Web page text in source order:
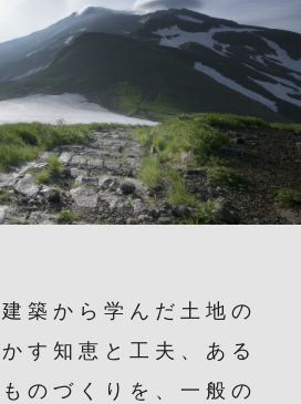
築から学んだ土地の
す知恵と工夫、ある
のづくりを、一般の